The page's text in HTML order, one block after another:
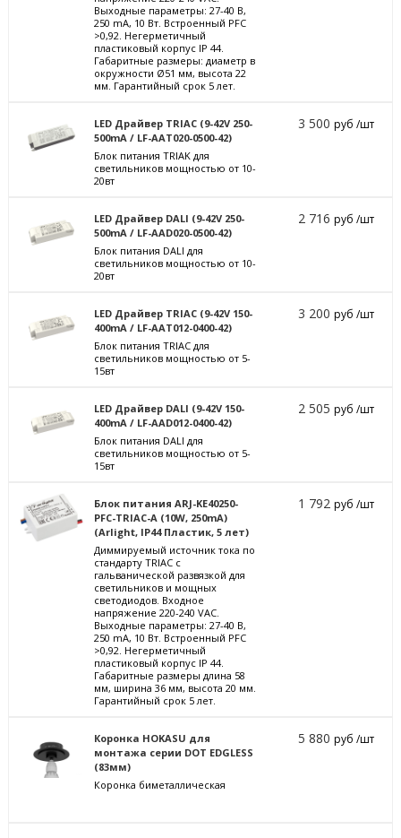
Выходные параметры: 27-40 В,
250 mА, 10 Вт. Встроенный PFC
>0,92. Негерметичный
пластиковый корпус IP 44.
Габаритные размеры: диаметр в
окружности Ø51 мм, высота 22
мм. Гарантийный срок 5 лет.
LED Драйвер TRIAC (9-42V 250-
500mA / LF-AAT020-0500-42)
Блок питания TRIAK для
светильников мощностью от 10-
20вт
3 500руб /шт
LED Драйвер DALI (9-42V 250-
500mA / LF-AAD020-0500-42)
Блок питания DALI для
светильников мощностью от 10-
20вт
2 716руб /шт
LED Драйвер TRIAC (9-42V 150-
400mA / LF-AAT012-0400-42)
Блок питания TRIAC для
светильников мощностью от 5-
15вт
3 200руб /шт
LED Драйвер DALI (9-42V 150-
400mA / LF-AAD012-0400-42)
Блок питания DALI для
светильников мощностью от 5-
15вт
2 505руб /шт
Блок питания ARJ-KE40250-
PFC-TRIAC-A (10W, 250mA)
(Arlight, IP44 Пластик, 5 лет)
Диммируемый источник тока по
стандарту TRIAC с
гальванической развязкой для
светильников и мощных
светодиодов. Входное
напряжение 220-240 VAC.
Выходные параметры: 27-40 В,
250 mА, 10 Вт. Встроенный PFC
>0,92. Негерметичный
пластиковый корпус IP 44.
Габаритные размеры длина 58
мм, ширина 36 мм, высота 20 мм.
Гарантийный срок 5 лет.
1 792руб /шт
Коронка HOKASU для
монтажа серии DOT EDGLESS
(83мм)
Коронка биметаллическая
5 880руб /шт